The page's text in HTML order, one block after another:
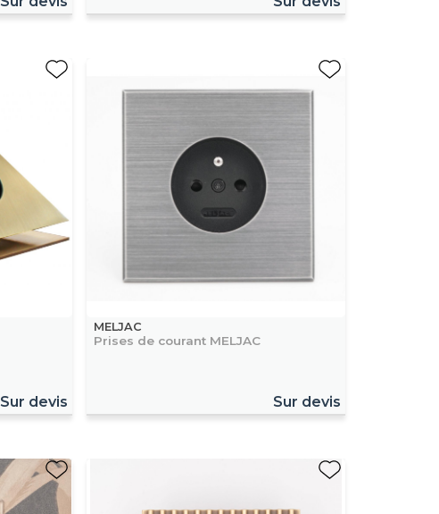
Sur devis
MELJAC
Prises de courant MELJAC
Sur devis